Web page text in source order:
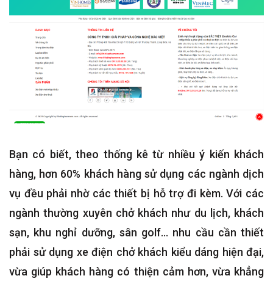
Bạn có biết, theo thống kê từ nhiều ý kiến khách
hàng, hơn 60% khách hàng sử dụng các ngành dịch
vụ đều phải nhờ các thiết bị hỗ trợ đi kèm. Với các
ngành thường xuyên chở khách như du lịch, khách
sạn, khu nghỉ dưỡng, sân golf... nhu cầu cần thiết
phải sử dụng xe điện chở khách kiểu dáng hiện đại,
vừa giúp khách hàng có thiện cảm hơn, vừa khẳng